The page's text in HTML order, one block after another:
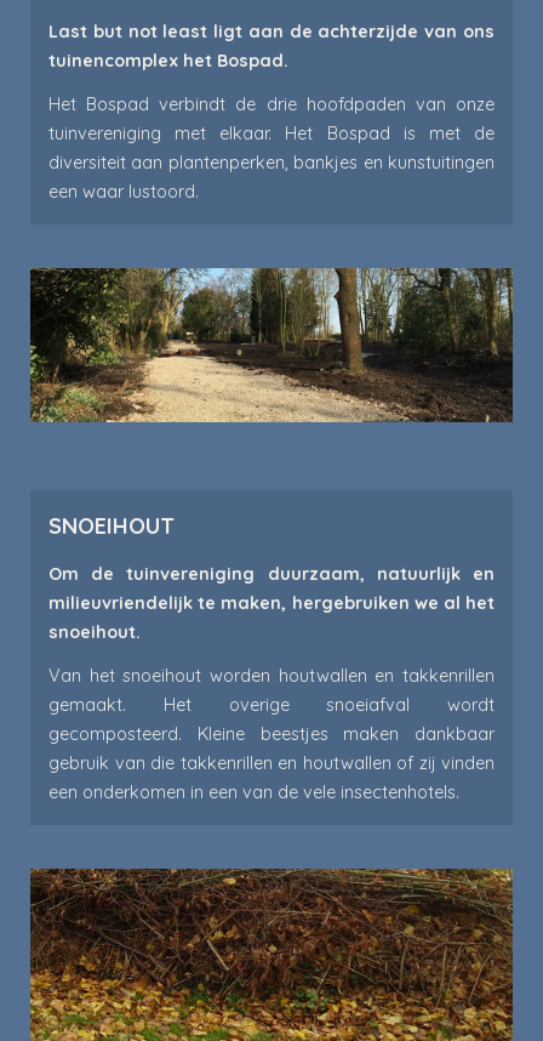
Last but not least ligt aan de achterzijde van ons
tuinencomplex het Bospad.
Het Bospad verbindt de drie hoofdpaden van onze
tuinvereniging met elkaar. Het Bospad is met de
diversiteit aan plantenperken, bankjes en kunstuitingen
een waar lustoord.
SNOEIHOUT
Om de tuinvereniging duurzaam, natuurlijk en
milieuvriendelijk te maken, hergebruiken we al het
snoeihout.
Van het snoeihout worden houtwallen en takkenrillen
gemaakt. Het overige snoeiafval wordt
gecomposteerd. Kleine beestjes maken dankbaar
gebruik van die takkenrillen en houtwallen of zij vinden
een onderkomen in een van de vele insectenhotels.